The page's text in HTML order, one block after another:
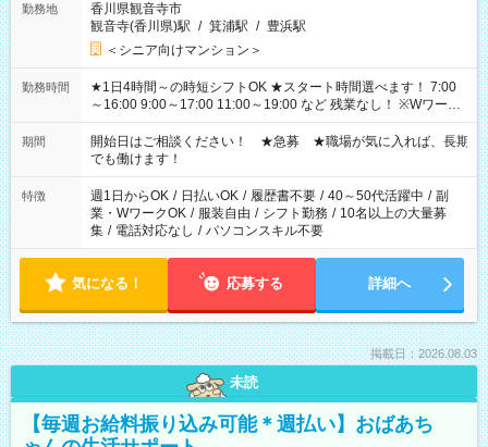
勤務地
香川県観音寺市
観音寺(香川県)駅 / 箕浦駅 / 豊浜駅
＜シニア向けマンション＞
勤務時間
★1日4時間～の時短シフトOK ★スタート時間選べます！ 7:00
～16:00 9:00～17:00 11:00～19:00 など 残業なし！ ※Wワーク
の場合、他のお仕事と合わせ週40時間超の就業はご案内できま
せん ※法令に基づき、週20時間以上勤務は社会保険への加入対
象となります ※労働者派遣法（日雇い派遣の原則禁止）によ
り、短時間・短期間の就業はご案内が難しい場合があります
期間
開始日はご相談ください！ ★急募 ★職場が気に入れば、長期
でも働けます！
特徴 週1日からOK / 日払いOK / 履歴書不要 / 40～50代活躍中 / 副
業・WワークOK / 服装自由 / シフト勤務 / 10名以上の大量募
集 / 電話対応なし / パソコンスキル不要
気になる！ 応募する 詳細へ
掲載日：2026.08.03
未読
【毎週お給料振り込み可能＊週払い】おばあち